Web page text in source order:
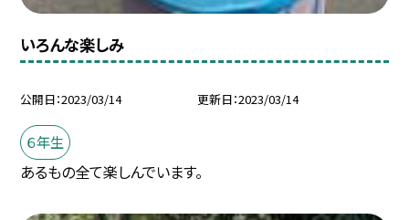
いろんな楽しみ
公開日 2023/03/14 更新日 2023/03/14
６年生
あるもの全て楽しんでいます。